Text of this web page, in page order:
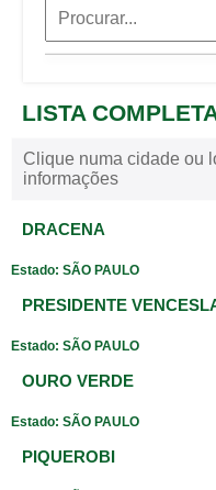
LISTA
Clique numa cidade ou
informações
DRACENA
Estado: SÃO PAULO
PRESIDENTE
Estado: SÃO PAULO
OURO VERDE
Estado: SÃO PAULO
PIQUEROBI